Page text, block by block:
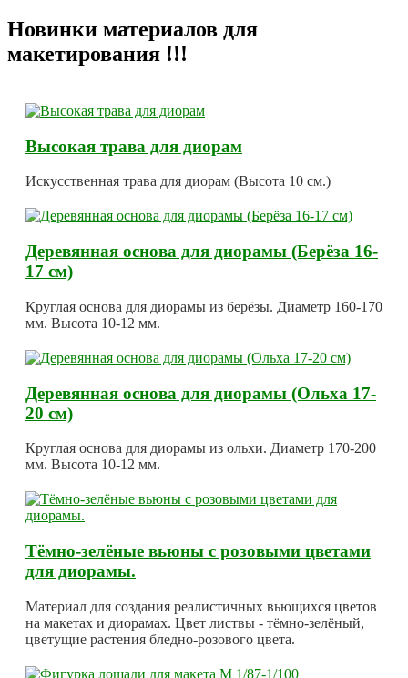
Новинки материалов для
макетирования !!!
Высокая трава для диорам
Искусственная трава для диорам (Высота 10 см.)
Деревянная основа для диорамы (Берёза 16-
17 см)
Круглая основа для диорамы из берёзы. Диаметр 160-170
мм. Высота 10-12 мм.
Деревянная основа для диорамы (Ольха 17-
20 см)
Круглая основа для диорамы из ольхи. Диаметр 170-200
мм. Высота 10-12 мм.
Тёмно-зелёные вьюны с розовыми цветами
для диорамы.
Материал для создания реалистичных вьющихся цветов
на макетах и диорамах. Цвет листвы - тёмно-зелёный,
цветущие растения бледно-розового цвета.